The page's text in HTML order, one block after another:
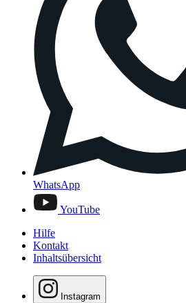
WhatsApp
YouTube
Hilfe
Kontakt
Inhaltsübersicht
Instagram